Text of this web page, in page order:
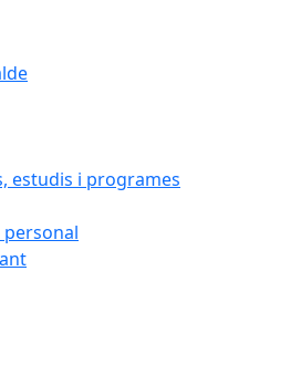
estudis i programes
personal